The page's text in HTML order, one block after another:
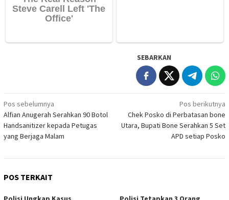
SEBARKAN
Navigasi
pos
Pos sebelumnya
Alfian Anugerah Serahkan 90 Botol
Handsanitizer kepada Petugas
yang Berjaga Malam
Pos berikutnya
Chek Posko di Perbatasan bone
Utara, Bupati Bone Serahkan 5 Set
APD setiap Posko
POS TERKAIT